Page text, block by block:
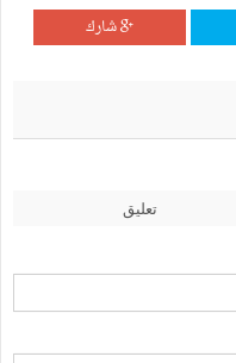
شارك
تعليق